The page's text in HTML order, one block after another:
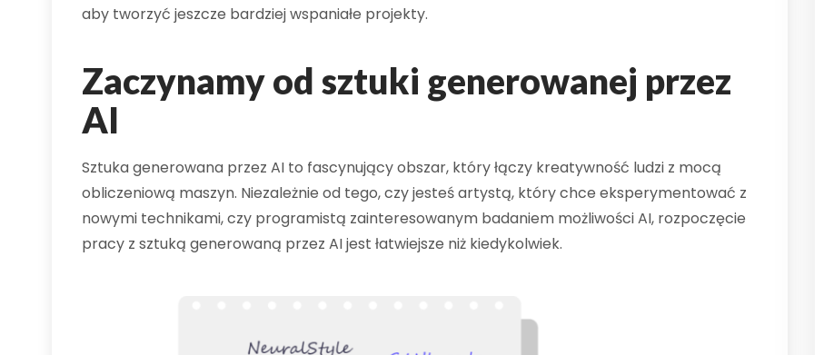
aby tworzyć jeszcze bardziej wspaniałe projekty.
Zaczynamy od sztuki generowanej przez
AI
Sztuka generowana przez AI to fascynujący obszar, który łączy kreatywność ludzi z mocą
obliczeniową maszyn. Niezależnie od tego, czy jesteś artystą, który chce eksperymentować z
nowymi technikami, czy programistą zainteresowanym badaniem możliwości AI, rozpoczęcie
pracy z sztuką generowaną przez AI jest łatwiejsze niż kiedykolwiek.